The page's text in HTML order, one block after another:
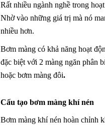
Rất nhiều ngành nghề trong
Nhờ vào những giá trị mà nó
nhiều hơn.
Bơm màng có khả năng hoạt
đặc biệt với 2 màng ngăn phân
hoặc bơm màng đôi.
Cấu tạo bơm màng khí nén
Bơm màng khí nén hoàn chỉnh